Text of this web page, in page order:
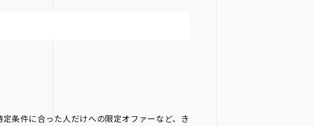
条件に合った人だけへの限定オファーなど、き